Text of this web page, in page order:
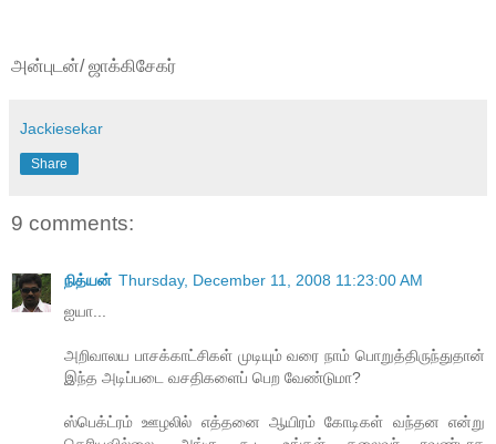
அன்புடன்/ ஜாக்கிசேகர்
Jackiesekar
Share
9 comments:
நித்யன் Thursday, December 11, 2008 11:23:00 AM
ஐயா...
அறிவாலய பாசக்காட்சிகள் முடியும் வரை நாம் பொறுத்திருந்துதான்
இந்த அடிப்படை வசதிகளைப் பெற வேண்டுமா?
ஸ்பெக்ட்ரம் ஊழலில் எத்தனை ஆயிரம் கோடிகள் வந்தன என்று